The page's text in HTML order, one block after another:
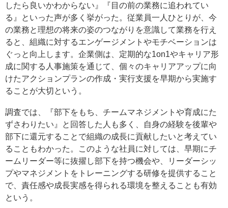
したら良いかわからない』『目の前の業務に追われてい
る』といった声が多く挙がった。従業員一人ひとりが、今
の業務と理想の将来の姿のつながりを意識して業務を行え
ると、組織に対するエンゲージメントやモチベーションは
ぐっと向上します。企業側は、定期的な1on1やキャリア形
成に関する人事施策を通じて、個々のキャリアアップに向
けたアクションプランの作成・実行支援を早期から実施す
ることが大切という。
調査では、『部下をもち、チームマネジメントや育成にた
ずさわりたい』と回答した人も多く、自身の経験を後輩や
部下に還元することで組織の成長に貢献したいと考えてい
ることもわかった。このような社員に対しては、早期にチ
ームリーダー等に抜擢し部下を持つ機会や、リーダーシッ
プやマネジメントをトレーニングする研修を提供すること
で、責任感や成長実感を得られる環境を整えることも有効
という。